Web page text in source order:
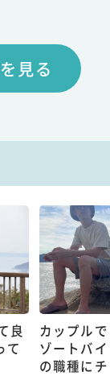
見る
良
て
カップル
ゾートバ
の職種に